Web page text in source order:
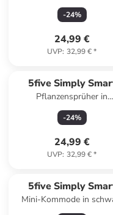
-24%
24,99 €
UVP: 32,99 €*
5five Simply
Pflanzensprüher in
transparent
-24%
24,99 €
UVP: 32,99 €*
5five Simply
Mini-Kommode in